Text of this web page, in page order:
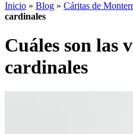
Inicio » Blog » Cáritas de
cardinales
Cuáles son las
cardinales